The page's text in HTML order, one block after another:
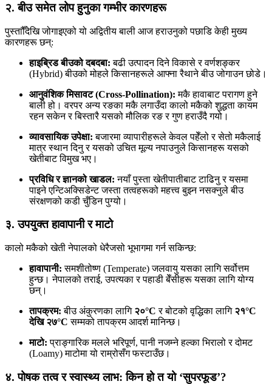
२. बीउ समेत लोप हुनुका गम्भीर कारणहरू
पुस्ताौँदेखि जोगाइएको यो अद्वितीय बाली आज हराउनुको पछाडि केही मुख्य
कारणहरू छन्:
हाइब्रिड बीउको दबदबा: बढी उत्पादन दिने विकासे र वर्णशङ्कर
(Hybrid) बीउको मोहले किसानहरूले आफ्ना रैथाने बीउ जोगाउन छोडे।
आनुवंशिक मिसावट (Cross-Pollination): मकै हावाबाट परागण हुने
बाली हो। वरपर अन्य रङका मकै लगाउँदा कालो मकैको शुद्धता कायम
रहन सकेन र बिस्तारै यसको मौलिक रङ र गुण हराउँदै गयो।
व्यावसायिक उपेक्षा: बजारमा व्यापारीहरूले केवल पहेँलो र सेतो मकैलाई
मात्र स्थान दिनु र यसको उचित मूल्य नपाउनुले किसानहरू यसको
खेतीबाट विमुख भए।
प्रविधि र ज्ञानको खाडल: नयाँ पुस्ता खेतीपातीबाट टाढिनु र यसमा
पाइने एन्टिअक्सिडेन्ट जस्ता तत्वहरूको महत्त्व बुझ्न नसक्नुले बीउ
संरक्षणको कडी चुँडिन पुग्यो।
३. उपयुक्त हावापानी र माटो
कालो मकैको खेती नेपालको धेरैजसो भूभागमा गर्न सकिन्छ:
हावापानी: समशीतोष्ण (Temperate) जलवायु यसका लागि सर्वोत्तम
हुन्छ। नेपालको तराई, उपत्यका र पहाडी बेँसीहरू यसका लागि योग्य
छन्।
तापक्रम: बीउ अंकुरणका लागि २०°C र बोटको वृद्धिका लागि २१°C
देखि २७°C सम्मको तापक्रम आदर्श मानिन्छ।
माटो: प्राङ्गारिक मलले भरिपूर्ण, पानी नजम्ने हल्का भिरालो र दोमट
(Loamy) माटोमा यो राम्रोसँग फस्टाउँछ।
४. पोषक तत्व र स्वास्थ्य लाभ: किन हो त यो ‘सुपरफूड’?